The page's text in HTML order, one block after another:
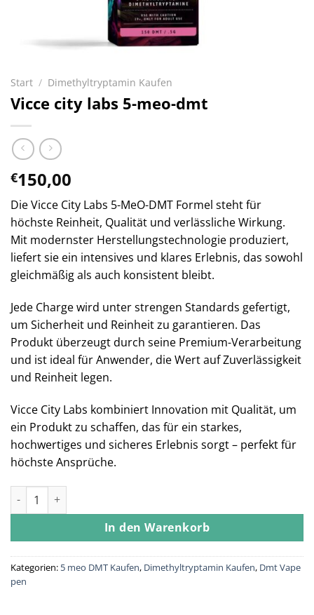
Start / Dimethyltryptamin Kaufen
Vicce city labs 5-meo-dmt
€150,00
Die Vicce City Labs 5-MeO-DMT Formel steht für
höchste Reinheit, Qualität und verlässliche Wirkung.
Mit modernster Herstellungstechnologie produziert,
liefert sie ein intensives und klares Erlebnis, das sowohl
gleichmäßig als auch konsistent bleibt.
Jede Charge wird unter strengen Standards gefertigt,
um Sicherheit und Reinheit zu garantieren. Das
Produkt überzeugt durch seine Premium-Verarbeitung
und ist ideal für Anwender, die Wert auf Zuverlässigkeit
und Reinheit legen.
Vicce City Labs kombiniert Innovation mit Qualität, um
ein Produkt zu schaffen, das für ein starkes,
hochwertiges und sicheres Erlebnis sorgt – perfekt für
höchste Ansprüche.
Vicce city labs 5-meo-dmt Menge
In den Warenkorb
Kategorien: 5 meo DMT Kaufen, Dimethyltryptamin Kaufen, Dmt Vape
pen